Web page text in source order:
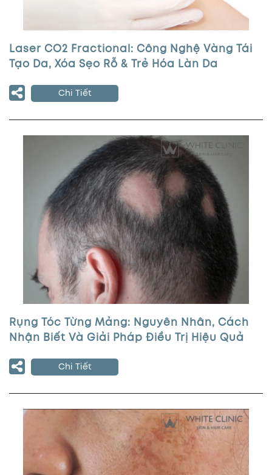
Laser CO2 Fractional: Công Nghệ Vàng Tái
Tạo Da, Xóa Sẹo Rỗ & Trẻ Hóa Làn Da
Chi Tiết
Rụng Tóc Từng Mảng: Nguyên Nhân, Cách
Nhận Biết Và Giải Pháp Điều Trị Hiệu Quả
Chi Tiết